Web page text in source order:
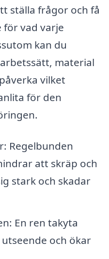
ställa frågor och få
för vad varje
kan du
material
vilket
för den
Regelbunden
att skräp och
stark och skadar
En ren takyta
och ökar